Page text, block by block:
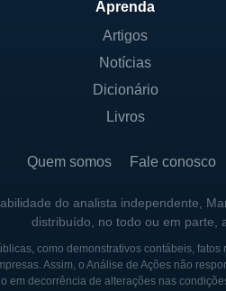
Aprenda
Artigos
Notícias
Dicionário
Livros
Quem somos Fale conosco
do analista independente,
distribuído, no todo ou em parte,
como demonstrativos contábeis,
Assim, o Análise de Ações não
em decorrência de alterações nas